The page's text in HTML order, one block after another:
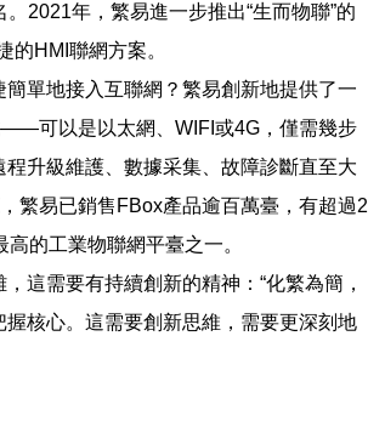
2021年，繁易進一步推出“生而物聯”的
HMI聯網方案。
單地接入互聯網？繁易創新地提供了一
可以是以太網、WIFI或4G，僅需幾步
升級維護、數據采集、故障診斷直至大
繁易已銷售FBox產品逾百萬臺，有超過2
的工業物聯網平臺之一。
這需要有持續創新的精神：“化繁為簡，
核心。這需要創新思維，需要更深刻地